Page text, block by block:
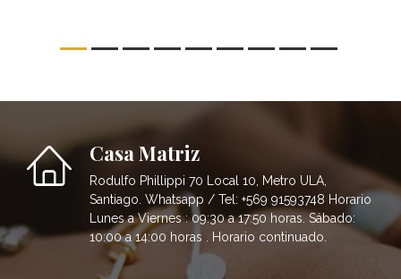
Casa Matriz
Rodulfo Phillippi 70 Local 10, Metro ULA,
Santiago. Whatsapp / Tel: +569 91593748 Horario
Lunes a Viernes : 09:30 a 17:50 horas. Sábado:
10:00 a 14:00 horas . Horario continuado.